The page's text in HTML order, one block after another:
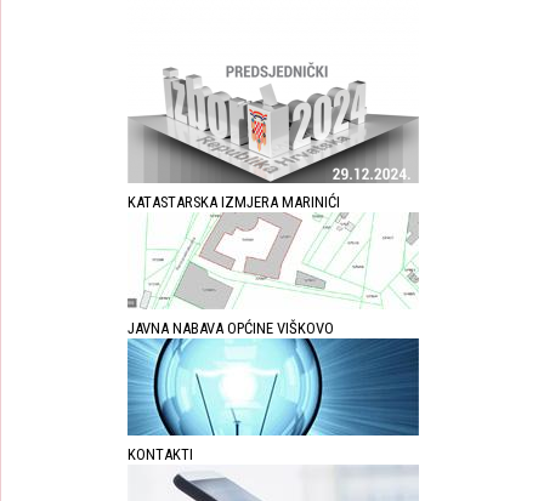
KATASTARSKA IZMJERA MARINIĆI
JAVNA NABAVA OPĆINE VIŠKOVO
KONTAKTI